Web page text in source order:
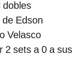
dobles
Edson
Velasco
2 sets a 0 a sus